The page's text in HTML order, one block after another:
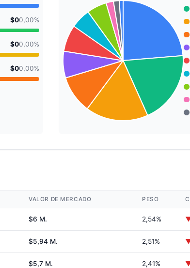
$00,00%
$00,00%
$00,00%
VALOR DE MERCADO PESO
$6 M. 2,54%
$5,94 M. 2,51%
$5,7 M. 2,41%